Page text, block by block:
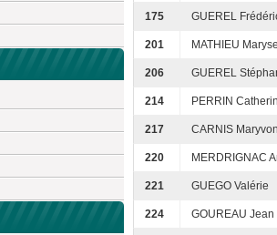
175 GUEREL
201 MATHIEU
206 GUEREL
214 PERRIN
217 CARNIS
220 MERDRIGNAC
221 GUEGO Valérie
224 GOUREAU Jean